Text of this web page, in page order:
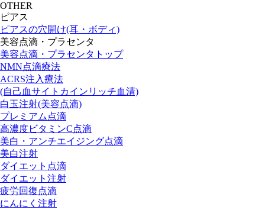
OTHER
ピアス
ピアスの穴開け(耳・ボディ)
美容点滴・プラセンタ
美容点滴・プラセンタトップ
NMN点滴療法
ACRS注入療法
(自己血サイトカインリッチ血清)
白玉注射(美容点滴)
プレミアム点滴
高濃度ビタミンC点滴
美白・アンチエイジング点滴
美白注射
ダイエット点滴
ダイエット注射
疲労回復点滴
にんにく注射